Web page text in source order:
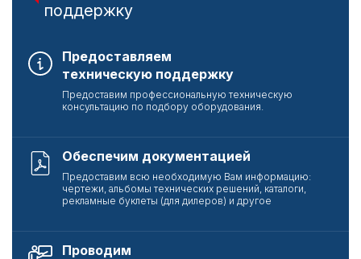
поддержку
Предоставляем
техническую поддержку
Предоставим профессиональную техническую
консультацию по подбору оборудования.
Обеспечим документацией
Предоставим всю необходимую Вам информацию:
чертежи, альбомы технических решений, каталоги,
рекламные буклеты (для дилеров) и другое
Проводим